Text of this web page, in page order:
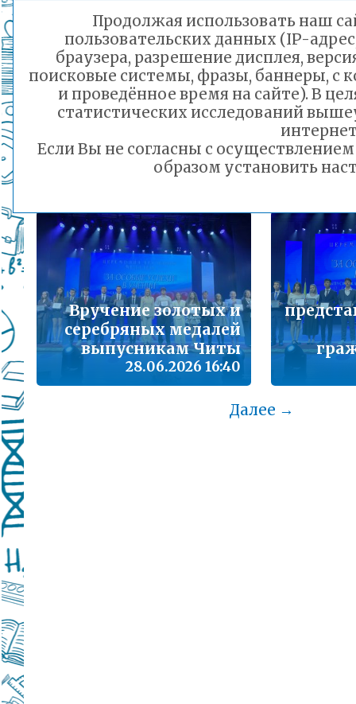
Порядок предоставления льготного
малоимущих семей
Подробнее...
Горячая линия по вопросам школьного
30-21
дошкольного образования и тел 32-41-13
Подробнее...
Мэр Читы Инна
Щеглова вручила
медали «Гордость
выпускникам
02.07.2026 16:10
Вручение золотых и
серебряных медалей
выпусникам Читы
28.06.2026 16:40
Далее →
Продолжая использовать наш
пользовательских данных (IP-
браузера, разрешение дисплея,
поисковые системы, фразы, баннеры, с
и проведённое время на сайте). В
статистических исследований
Если Вы не согласны с
образом установить